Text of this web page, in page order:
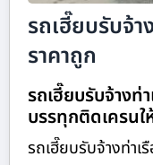
รถเฮี๊ยบรับจ้า
ราคาถูก
รถเฮี๊ยบรับจ้างท่
บรรทุกติดเครนใ
รถเฮี๊ยบรับจ้างท่า